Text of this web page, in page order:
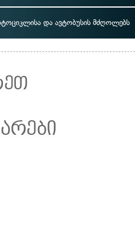
და ავტობუსის მძღოლებს